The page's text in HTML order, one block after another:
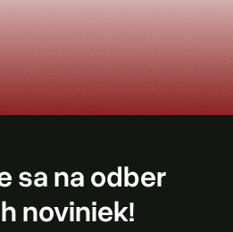
sa na odber
noviniek!